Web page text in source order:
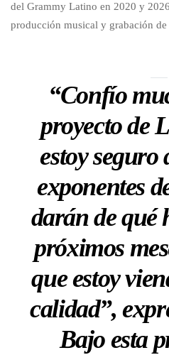
del Grammy Latino en 2020 y
producción musical y grabación de
“Confío
proyecto de
estoy seguro
exponentes
darán de qué
próximos
que estoy
calidad”,
Bajo esta